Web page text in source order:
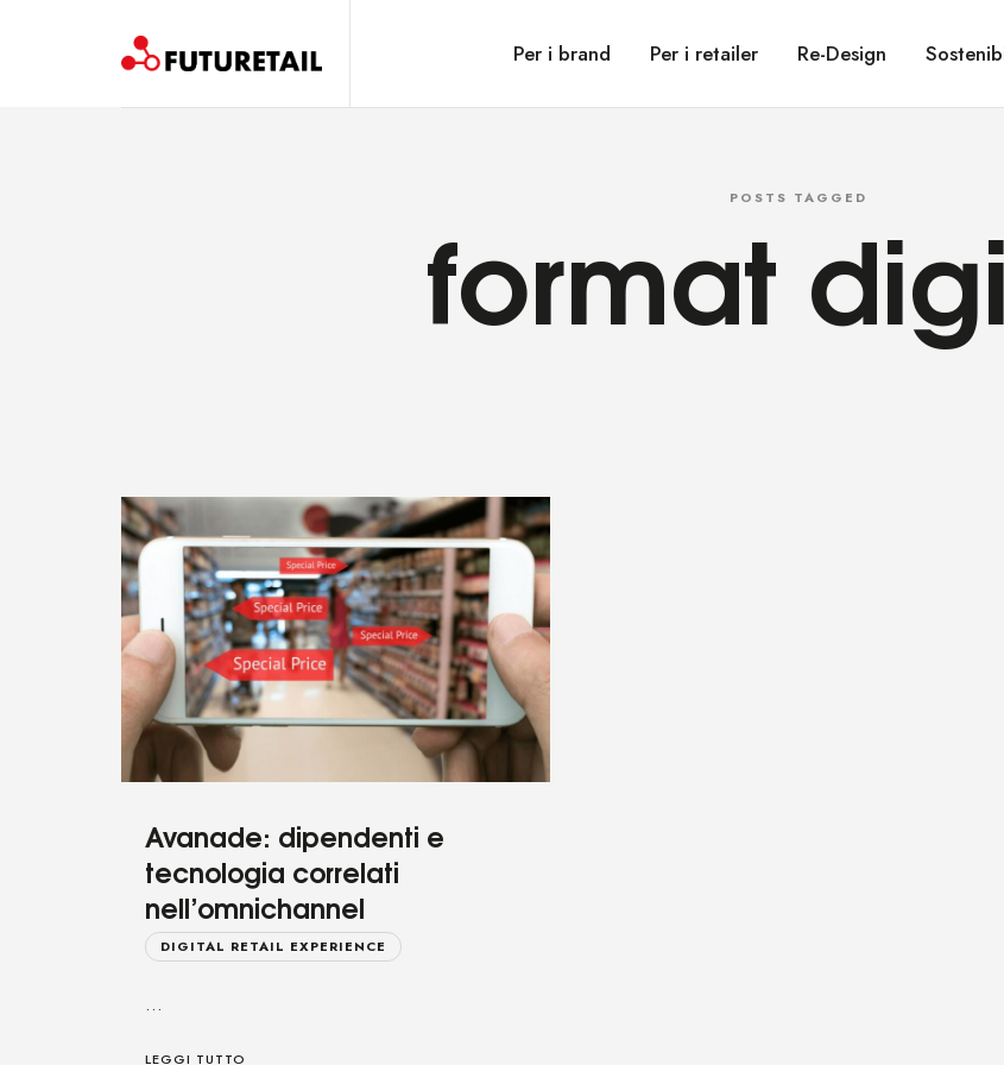
FUTURETAIL Per i brand Per i retailer Re-Design
POSTS TAGGED
format
Avanade: dipendenti e
tecnologia correlati
nell’omnichannel
DIGITAL RETAIL EXPERIENCE
…
LEGGI TUTTO